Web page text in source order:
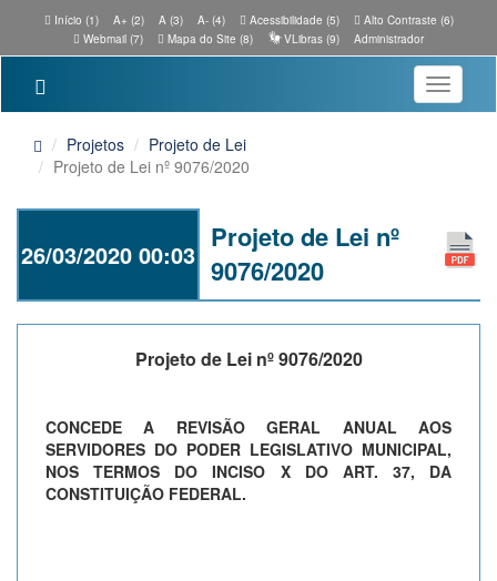
Início (1) A+ (2) A (3) A- (4) Acessibilidade (5)
Alto Contraste (6)
Webmail (7)
Mapa do Site (8) VLibras (9) Administrador
Toggle
Projetos
Projeto de Lei
Projeto de Lei nº 9076/2020
26/03/2020 00:03
Projeto de Lei nº
9076/2020
Projeto de Lei nº 9076/2020
CONCEDE A REVISÃO GERAL ANUAL AOS
SERVIDORES DO PODER LEGISLATIVO MUNICIPAL,
NOS TERMOS DO INCISO X DO ART. 37, DA
CONSTITUIÇÃO FEDERAL.